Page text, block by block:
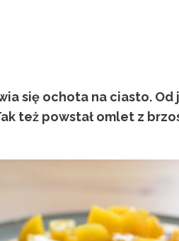
się ochota na ciasto.
też powstał omlet z